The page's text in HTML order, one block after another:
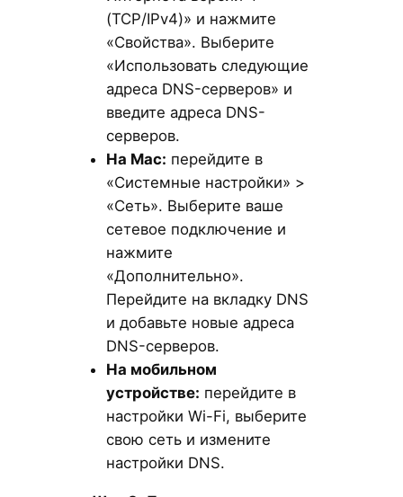
(TCP/IPv4)» и нажмите
«Свойства». Выберите
«Использовать следующие
адреса DNS-серверов» и
введите адреса DNS-
серверов.
На Mac: перейдите в
«Системные настройки» >
«Сеть». Выберите ваше
сетевое подключение и
нажмите
«Дополнительно».
Перейдите на вкладку DNS
и добавьте новые адреса
DNS-серверов.
На мобильном
устройстве: перейдите в
настройки Wi-Fi, выберите
свою сеть и измените
настройки DNS.